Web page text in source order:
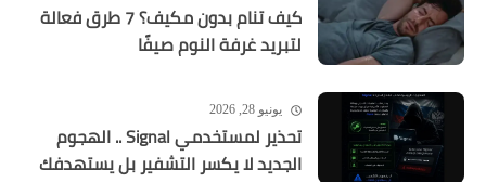
كيف تنام بدون مكيف؟ 7 طرق فعالة
لتبريد غرفة النوم صيفًا
يونيو 28, 2026
تحذير لمستخدمي Signal .. الهجوم
الجديد لا يكسر التشفير بل يستهدفك